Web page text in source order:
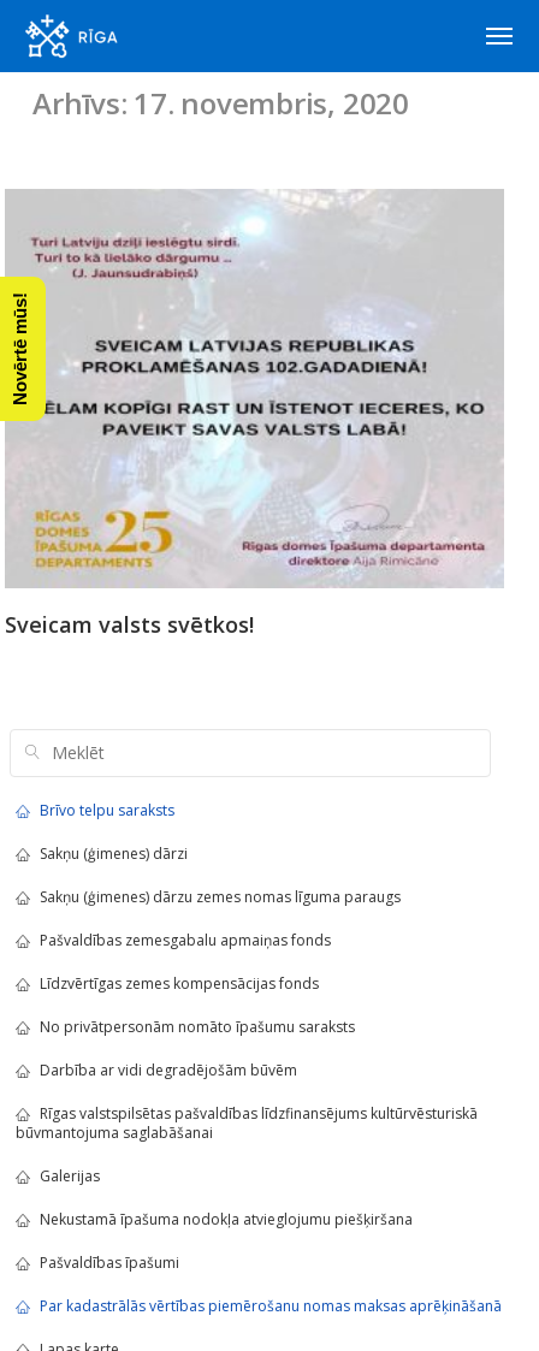
Arhīvs: 17. novembris, 2020
Sveicam valsts svētkos!
Brīvo telpu saraksts
Sakņu (ģimenes) dārzi
Sakņu (ģimenes) dārzu zemes nomas līguma paraugs
Pašvaldības zemesgabalu apmaiņas fonds
Līdzvērtīgas zemes kompensācijas fonds
No privātpersonām nomāto īpašumu saraksts
Darbība ar vidi degradējošām būvēm
Rīgas valstspilsētas pašvaldības līdzfinansējums kultūrvēsturiskā
būvmantojuma saglabāšanai
Galerijas
Nekustamā īpašuma nodokļa atvieglojumu piešķiršana
Pašvaldības īpašumi
Par kadastrālās vērtības piemērošanu nomas maksas aprēķināšanā
Novērtē mūs!